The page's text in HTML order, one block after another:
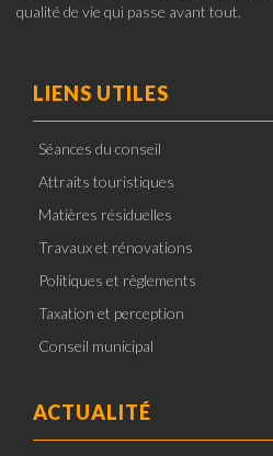
qualité de vie qui passe avant tout.
LIENS UTILES
Séances du conseil
Attraits touristiques
Matières résiduelles
Travaux et rénovations
Politiques et règlements
Taxation et perception
Conseil municipal
ACTUALITÉ